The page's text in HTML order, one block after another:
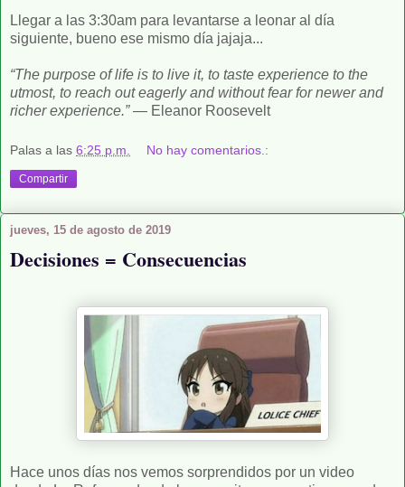
Llegar a las 3:30am para levantarse a leonar al día
siguiente, bueno ese mismo día jajaja...
“The purpose of life is to live it, to taste experience to the
utmost, to reach out eagerly and without fear for newer and
richer experience.”― Eleanor Roosevelt
Palas a las 6:25 p.m. No hay comentarios.:
Compartir
jueves, 15 de agosto de 2019
Decisiones = Consecuencias
Hace unos días nos vemos sorprendidos por un video